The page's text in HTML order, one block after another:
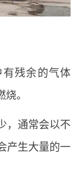
残余的气体
。
，通常会以不
产生大量的一